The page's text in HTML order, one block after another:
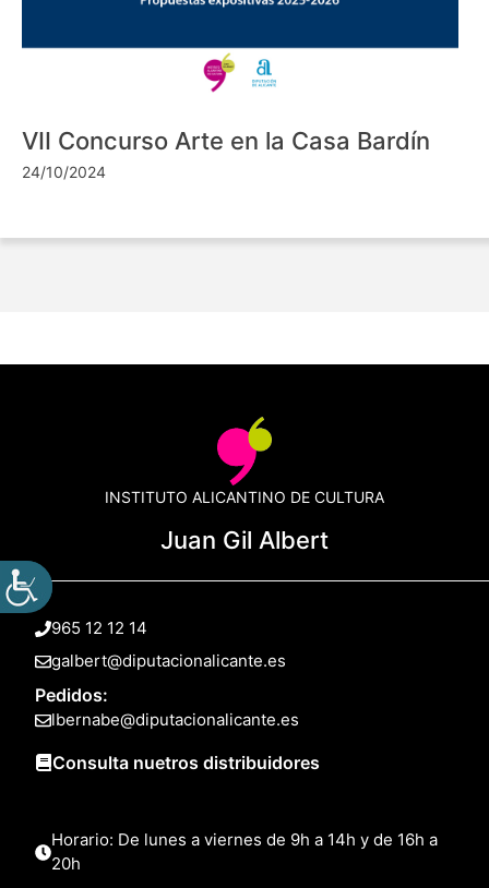
VII Concurso Arte en la Casa Bardín
24/10/2024
INSTITUTO ALICANTINO DE CULTURA
Juan Gil Albert
965 12 12 14
galbert@diputacionalicante.es
Pedidos:
lbernabe@diputacionalicante.es
Consulta nuetros distribuidores
Horario: De lunes a viernes de 9h a 14h y de 16h a
20h